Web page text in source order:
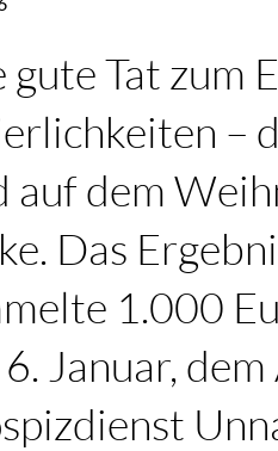
gute Tat zum
–
auf dem
Das
1.000
Januar,